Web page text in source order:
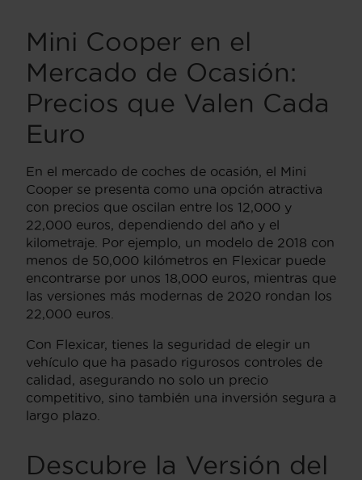
Mini Cooper en el
Mercado de Ocasión:
Precios que Valen Cada
Euro
En el mercado de coches de ocasión, el Mini
Cooper se presenta como una opción atractiva
con precios que oscilan entre los 12,000 y
22,000 euros, dependiendo del año y el
kilometraje. Por ejemplo, un modelo de 2018 con
menos de 50,000 kilómetros en Flexicar puede
encontrarse por unos 18,000 euros, mientras que
las versiones más modernas de 2020 rondan los
22,000 euros.
Con Flexicar, tienes la seguridad de elegir un
vehículo que ha pasado rigurosos controles de
calidad, asegurando no solo un precio
competitivo, sino también una inversión segura a
largo plazo.
Descubre la Versión del